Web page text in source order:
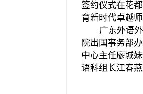
签约仪式在花
育新时代卓越
广东外语
院出国事务部
中心主任廖城
语科组长江春